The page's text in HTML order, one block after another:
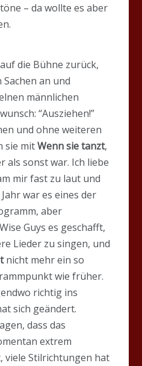
– da wollte es aber
die Bühne zurück,
an und
männlichen
“Ausziehen!”
und ohne weiteren
sie mitWenn sie tanzt,
als sonst war. Ich liebe
mir fast zu laut und
war es eines der
aber
Guys es geschafft,
Lieder zu singen, und
nicht mehr ein so
wie früher.
richtig ins
sich geändert.
dass das
extrem
viele Stilrichtungen hat